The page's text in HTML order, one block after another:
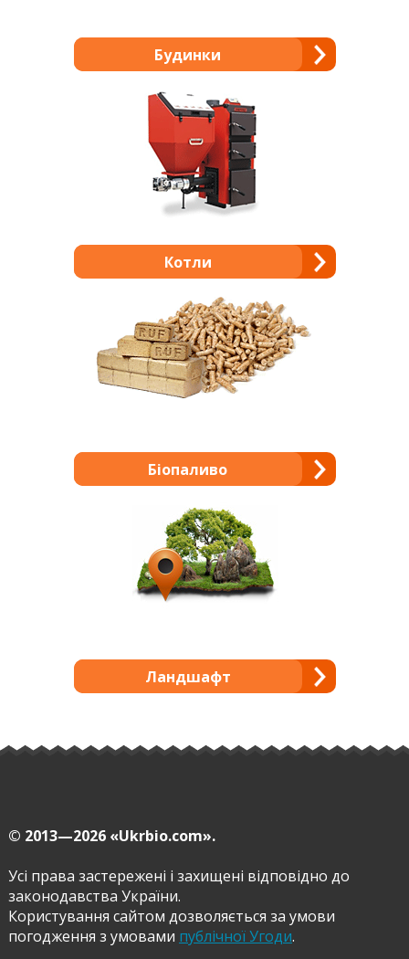
Будинки
Котли
Біопаливо
Ландшафт
© 2013—2026 «Ukrbio.com».
Усі права застережені і захищені відповідно до
законодавства України.
Користування сайтом дозволяється за умови
погодження з умовами публічної Угоди.